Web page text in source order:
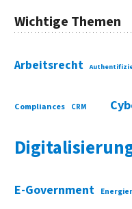
Wichtige Themen
Arbeitsrecht
Compliances CRM
E-Government